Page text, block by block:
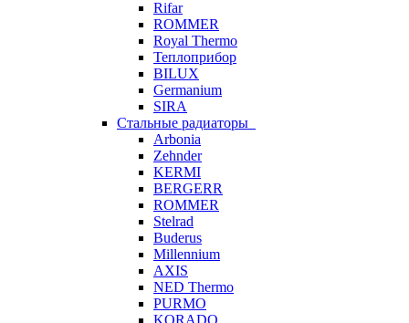
Rifar
ROMMER
Royal Thermo
Теплоприбор
BILUX
Germanium
SIRA
Стальные радиаторы
Arbonia
Zehnder
KERMI
BERGERR
ROMMER
Stelrad
Buderus
Millennium
AXIS
NED Thermo
PURMO
KORADO